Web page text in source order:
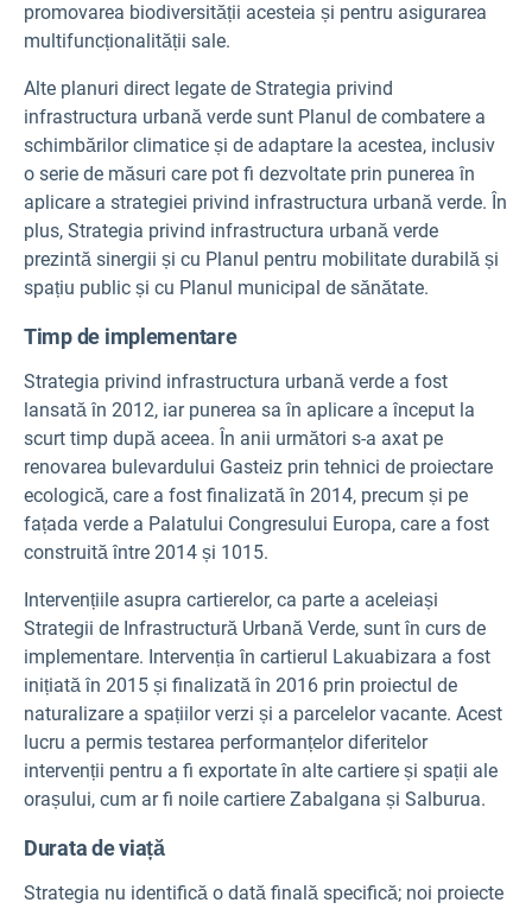
promovarea biodiversității acesteia și pentru asigurarea
multifuncționalității sale.
Alte planuri direct legate de Strategia privind
infrastructura urbană verde sunt Planul de combatere a
schimbărilor climatice și de adaptare la acestea, inclusiv
o serie de măsuri care pot fi dezvoltate prin punerea în
aplicare a strategiei privind infrastructura urbană verde. În
plus, Strategia privind infrastructura urbană verde
prezintă sinergii și cu Planul pentru mobilitate durabilă și
spațiu public și cu Planul municipal de sănătate.
Timp de implementare
Strategia privind infrastructura urbană verde a fost
lansată în 2012, iar punerea sa în aplicare a început la
scurt timp după aceea. În anii următori s-a axat pe
renovarea bulevardului Gasteiz prin tehnici de proiectare
ecologică, care a fost finalizată în 2014, precum și pe
fațada verde a Palatului Congresului Europa, care a fost
construită între 2014 și 1015.
Intervențiile asupra cartierelor, ca parte a aceleiași
Strategii de Infrastructură Urbană Verde, sunt în curs de
implementare. Intervenția în cartierul Lakuabizara a fost
inițiată în 2015 și finalizată în 2016 prin proiectul de
naturalizare a spațiilor verzi și a parcelelor vacante. Acest
lucru a permis testarea performanțelor diferitelor
intervenții pentru a fi exportate în alte cartiere și spații ale
orașului, cum ar fi noile cartiere Zabalgana și Salburua.
Durata de viață
Strategia nu identifică o dată finală specifică; noi proiecte